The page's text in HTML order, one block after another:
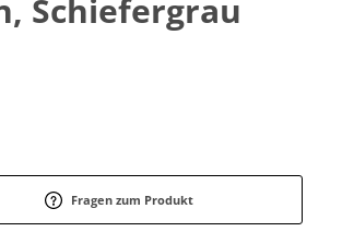
Schiefergrau
Fragen zum Produkt